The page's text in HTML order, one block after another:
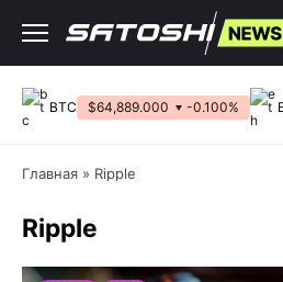
содержанию
BTC $64,889.000 -0.100%
Главная » Ripple
Ripple